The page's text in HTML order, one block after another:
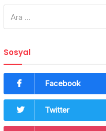
Sosyal
Facebook
Twitter